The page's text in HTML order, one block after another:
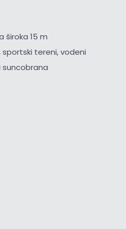
široka 15 m
tereni, vodeni
suncobrana